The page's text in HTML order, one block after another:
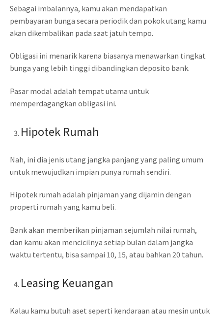
Sebagai imbalannya, kamu akan mendapatkan
pembayaran bunga secara periodik dan pokok utang kamu
akan dikembalikan pada saat jatuh tempo.
Obligasi ini menarik karena biasanya menawarkan tingkat
bunga yang lebih tinggi dibandingkan deposito bank.
Pasar modal adalah tempat utama untuk
memperdagangkan obligasi ini.
Hipotek Rumah
Nah, ini dia jenis utang jangka panjang yang paling umum
untuk mewujudkan impian punya rumah sendiri.
Hipotek rumah adalah pinjaman yang dijamin dengan
properti rumah yang kamu beli.
Bank akan memberikan pinjaman sejumlah nilai rumah,
dan kamu akan mencicilnya setiap bulan dalam jangka
waktu tertentu, bisa sampai 10, 15, atau bahkan 20 tahun.
Leasing Keuangan
Kalau kamu butuh aset seperti kendaraan atau mesin untuk